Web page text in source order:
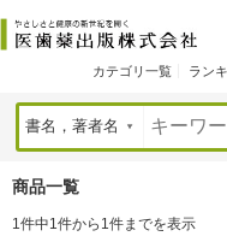
カテゴリ一覧 ラン
商品一覧
1件中1件から1件までを表示